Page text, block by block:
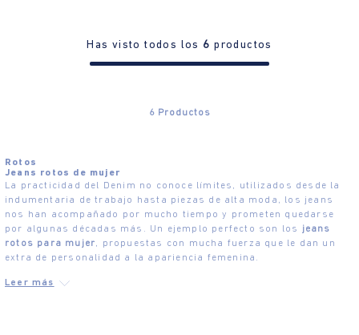
Has visto todos los 6 productos
6 Productos
Rotos
Jeans rotos de mujer
La practicidad del Denim no conoce límites, utilizados desde la
indumentaria de trabajo hasta piezas de alta moda, los jeans
nos han acompañado por mucho tiempo y prometen quedarse
por algunas décadas más. Un ejemplo perfecto son los
jeans
rotos para mujer, propuestas con mucha fuerza que le dan un
extra de personalidad a la apariencia femenina.